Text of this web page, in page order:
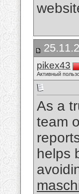
pikex43
Активный
As a
team
helps